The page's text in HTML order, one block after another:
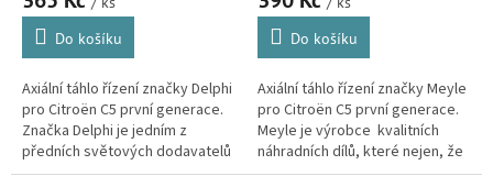
Do košíku
Axiální táhlo řízení značky Delphi
pro Citroën C5 první generace.
Značka Delphi je jedním z
předních světových dodavatelů
do prvovýroby mnoha
Do košíku
Axiální táhlo řízení značky Meyle
pro Citroën C5 první generace.
Meyle je výrobce kvalitních
náhradních dílů, které nejen, že
se kvalitou vyrovnají originálu,